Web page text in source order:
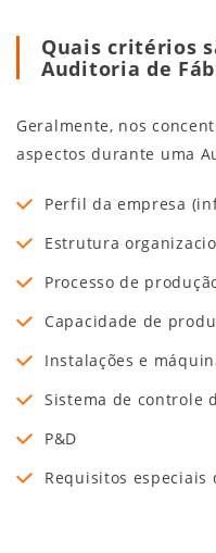
Quais critérios
Auditoria de
Geralmente, nos
aspectos durante uma
Perfil da empresa
Estrutura
Processo de
Capacidade de
Instalações e
Sistema de controle
P&D
Requisitos especiais